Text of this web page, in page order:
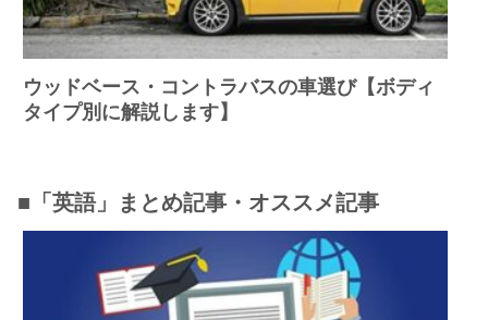
ウッドベース・コントラバスの車選び【ボディ
タイプ別に解説します】
■「英語」まとめ記事・オススメ記事